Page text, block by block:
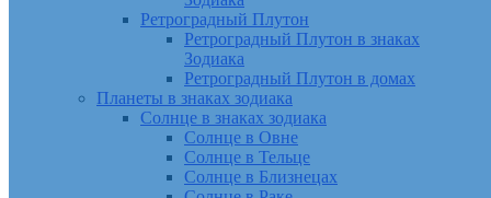
Ретроградный Плутон
Ретроградный Плутон в знаках
Зодиака
Ретроградный Плутон в домах
Планеты в знаках зодиака
Солнце в знаках зодиака
Солнце в Овне
Солнце в Тельце
Солнце в Близнецах